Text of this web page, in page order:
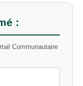
:
Communautaire